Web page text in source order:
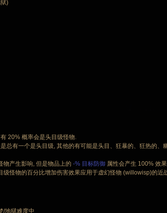
)
20% 概率会是头目级怪物.
总有一个是头目级, 其他的有可能是头目、狂暴的、狂热的、
物产生影响, 但是物品上的 -% 目标防御属性会产生 100% 效
级怪物的百分比增加伤害效果应用于虚幻怪物 (willowisp)的近
/地狱难度中